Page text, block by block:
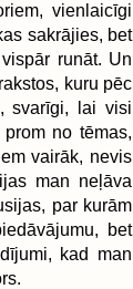
vienlaicīgi
sakrājies, bet
runāt. Un
kuru pēc
svarīgi, lai visi
no tēmas,
vairāk, nevis
man neļāva
par kurām
bet
kad man